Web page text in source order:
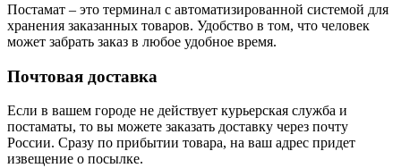
Постамат – это терминал с автоматизированной системой для
хранения заказанных товаров. Удобство в том, что человек
может забрать заказ в любое удобное время.
Почтовая доставка
Если в вашем городе не действует курьерская служба и
постаматы, то вы можете заказать доставку через почту
России. Сразу по прибытии товара, на ваш адрес придет
извещение о посылке.